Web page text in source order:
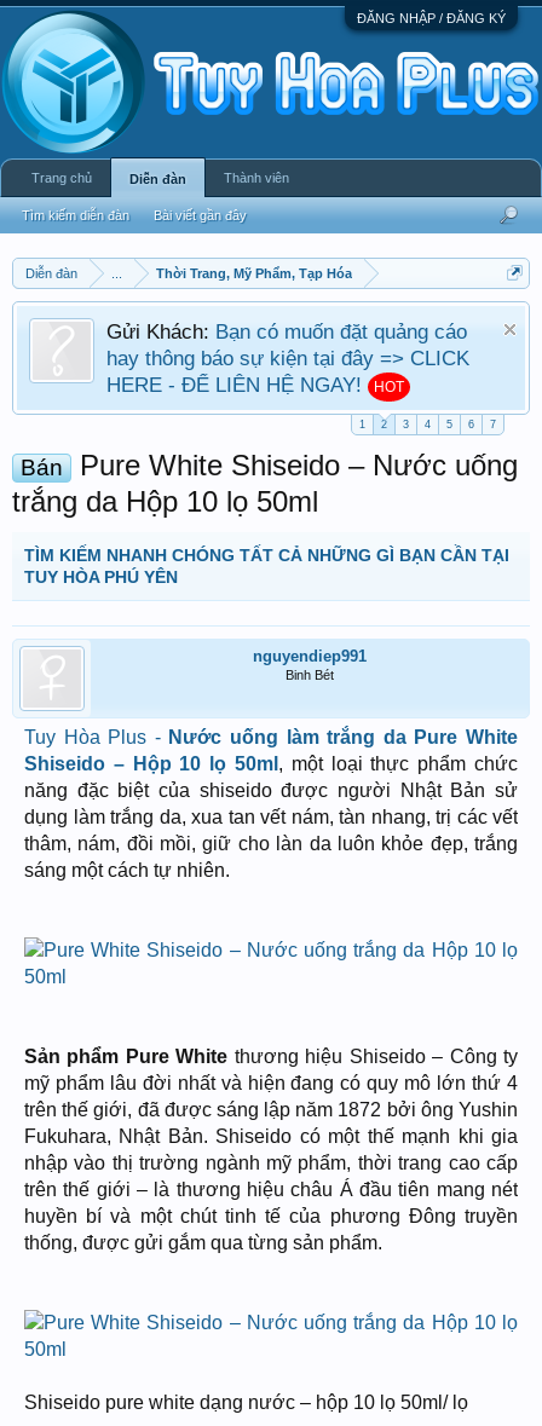
ĐĂNG NHẬP / ĐĂNG KÝ
Diễn đàn Thời Trang, Mỹ Phẩm, Tạp Hóa
Gửi Khách: Bạn có muốn đặt quảng cáo
hay thông báo sự kiện tại đây => CLICK
HERE - ĐỂ LIÊN HỆ NGAY!
HOT
1 2 3 4 5 6 7
Bán
Pure White Shiseido – Nước uống
trắng da Hộp 10 lọ 50ml
TÌM KIẾM NHANH CHÓNG TẤT CẢ NHỮNG GÌ BẠN CẦN TẠI
TUY HÒA PHÚ YÊN
nguyendiep991
Binh Bét
Tuy Hòa Plus - Nước uống làm trắng da Pure White
Shiseido – Hộp 10 lọ 50ml , một loại thực phẩm chức
năng đặc biệt của shiseido được người Nhật Bản sử
dụng làm trắng da, xua tan vết nám, tàn nhang, trị các vết
thâm, nám, đồi mồi, giữ cho làn da luôn khỏe đẹp, trắng
sáng một cách tự nhiên.
Sản phẩm Pure White thương hiệu Shiseido – Công ty
mỹ phẩm lâu đời nhất và hiện đang có quy mô lớn thứ 4
trên thế giới, đã được sáng lập năm 1872 bởi ông Yushin
Fukuhara, Nhật Bản. Shiseido có một thế mạnh khi gia
nhập vào thị trường ngành mỹ phẩm, thời trang cao cấp
trên thế giới – là thương hiệu châu Á đầu tiên mang nét
huyền bí và một chút tinh tế của phương Đông truyền
thống, được gửi gắm qua từng sản phẩm.
Shiseido pure white dạng nước – hộp 10 lọ 50ml/ lọ
Trang chủ Diễn đàn
Tìm kiếm diễn đàn Bài viết gần đây
Thành viên